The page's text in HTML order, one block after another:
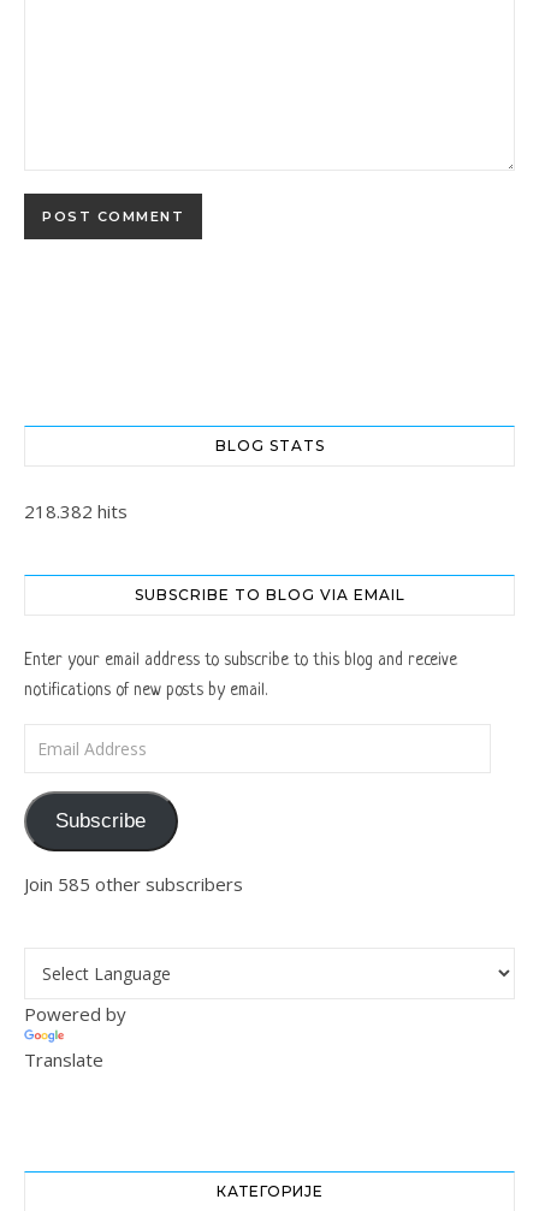
BLOG STATS
218.382 hits
SUBSCRIBE TO BLOG VIA EMAIL
Enter your email address to subscribe to this blog and receive
notifications of new posts by email.
Subscribe
Join 585 other subscribers
Powered by
Translate
КАТЕГОРИЈЕ